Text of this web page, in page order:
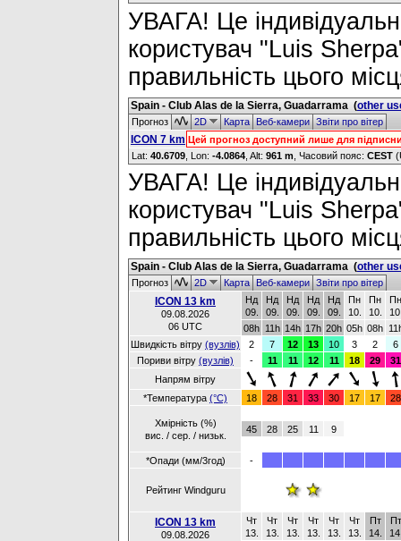
УВАГА! Це
користувач "Luis
правильність цього
Spain - Club Alas de la Sierra, Guadarrama (other
Прогноз 2D КартаВеб-камериЗвіти про вітер
ICON 7 km Цей прогноз доступний лише для
Lat: 40.6709 , Lon: -4.0864 Alt: 961 m , Часовий пояс: CEST
УВАГА! Це
користувач "Luis
правильність цього
Spain - Club Alas de la Sierra, Guadarrama (other
Прогноз 2D КартаВеб-камериЗвіти про вітер
ICON 13 km
09.08.2026
06 UTC
Нд
09.
Нд
09.
Нд
09.
Нд
09.
Нд
09.
Пн
10.
Пн
10.
Пн
08h 11h 14h 17h 20h 05h 08h
Швидкість вітру (вузлів) 2 7 12 13 10 3 2
6
Пориви вітру (вузлів) - 11 11 12 11 18 29
31
Напрям вітру
*Температура (°C) 18 28 31 33 30 17 17 28
Хмірність (%)
вис. / сер. / низьк.
45 28 25 11 9
*Опади (мм/3год) -
Рейтинг Windguru
ICON 13 km
09.08.2026
Чт
13.
Чт
13.
Чт
13.
Чт
13.
Чт
13.
Чт
13.
Пт
14.
Пт